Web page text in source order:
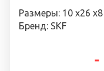
Размеры: 10 х26 х8
Бренд: SKF